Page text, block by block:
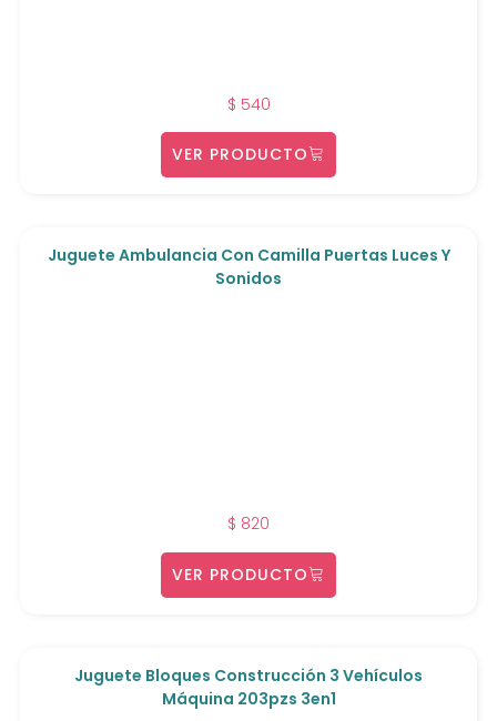
$ 540
VER PRODUCTO
Juguete Ambulancia Con Camilla Puertas Luces Y
Sonidos
$ 820
VER PRODUCTO
Juguete Bloques Construcción 3 Vehículos
Máquina 203pzs 3en1